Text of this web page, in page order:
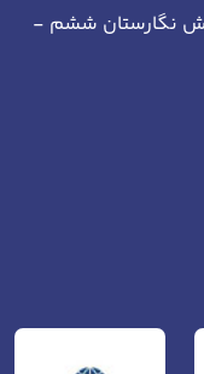
نگارستان ششم -